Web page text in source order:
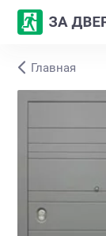
Каталог
Работы
Откосы
Главная